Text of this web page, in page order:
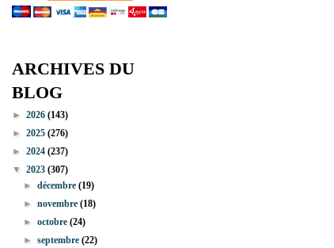
ARCHIVES DU
BLOG
► 2026 (143)
► 2025 (276)
► 2024 (237)
▼ 2023 (307)
►décembre(19)
►novembre(18)
►octobre(24)
►septembre(22)